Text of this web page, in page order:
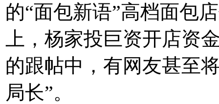
的“面包新语”高档面包
上，杨家投巨资开店资
的跟帖中，有网友甚至
局长”。